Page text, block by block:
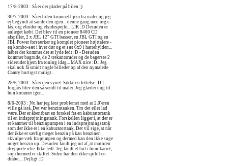
17/8-2003 : Så er der plader på bilen ;)
30/7-2003 : Så er bilen kommet hjem fra maler og jeg
er begyndt at samle den igen... denne gang med org c-
lås, org elruder og elsidespejle... LIR :D Desuden er
anlæget købt. Det blev til en pioneer 8400 CD
afspiller, 2 x JBL 12" GTI basser, en JBL GTI og en
JBL Power forstærker og komplet pioneer højttalere -
en kombo-sæt i hver dør og et sæt 6x9 i hattehylden...
håber det kommer det at lyde fedt :D - Desuden
kommer bagrude, de 2 trekantsruder og de bagerste 2
sideruder hjem fra toning idag... MAX nice :D.. Jeg
skal nok få smidt nogle billeder op af den nymalede
Camry hurtigst muligt..
28/6-2003 : Så er den synet. Sikke en lettelse :D I
forgårs blev den så sendt til maler. Jeg glæder mig til
hun kommer igen..
8/6-2003 : Nu har jeg løst problemet med at 2.0'eren
ville gå istå. Det var benzintanken. Tro det eller lad
være. Der er åbentbart en forskel fra en kaburatortank
til en indsprøjtningstank. Forskellen ligger i, at der er
et kammer til benzinpumpen i en indsprøjtningstank
som der ikke er i en kaburatortank. Det vil sige, at når
der ikke er særlig meget benzin på kan benzinen
skvulpe væk fra pumpen og dermed kan den ikke suge
noget benzin op. Desuden fandt jeg ud af, at motoren
dryppede olie. Ikke fedt. Jeg fandt et hul i bundkarret,
som hermed er skiftet. Siden har den ikke spildt en
dråbe.... Dejligt :D